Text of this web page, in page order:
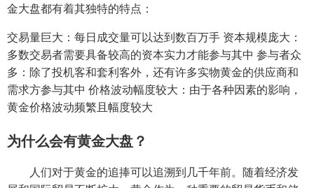
金大盘都有着其独特的特点：
交易量巨大：每日成交量可以达到数百万手 资本规模庞大：
多数交易者需要具备较高的资本实力才能参与其中 参与者众
多：除了投机客和套利客外，还有许多实物黄金的供应商和
需求方参与其中 价格波动幅度较大：由于各种因素的影响，
黄金价格波动频繁且幅度较大
为什么会有黄金大盘？
人们对于黄金的追捧可以追溯到几千年前。随着经济发